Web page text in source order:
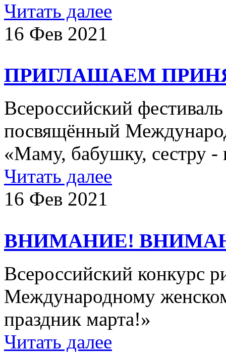
Читать далее
16 Фев 2021
ПРИГЛАШАЕМ
Всероссийский
посвящённый
«Маму, бабушку, сестру -
Читать далее
16 Фев 2021
ВНИМАНИЕ!
Всероссийский конкурс
Международному
праздник марта!»
Читать далее